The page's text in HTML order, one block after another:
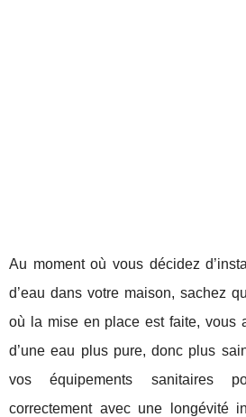
Au moment où vous décidez
d’eau dans votre maison, sachez
où la mise en place est faite, vous
d’une eau plus pure, donc plus
vos équipements sanitaires
correctement avec une longévité